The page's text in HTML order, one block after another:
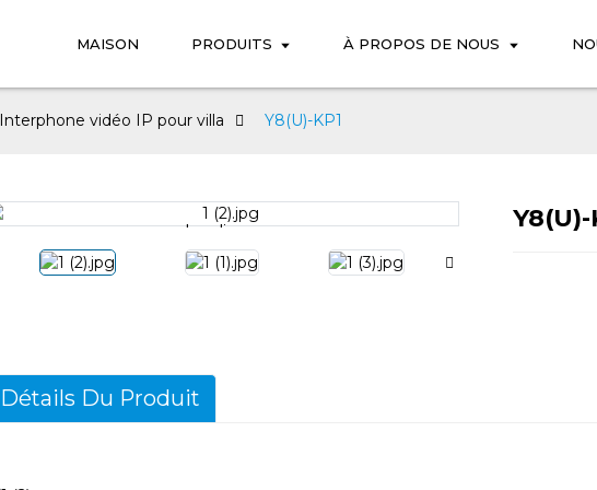
MAISON PRODUITS À PROPOS DE NOUS
Interphone vidéo IP pour villa Y8(U)-KP1
Loading...
Loading... Y8(U)-
Détails Du Produit